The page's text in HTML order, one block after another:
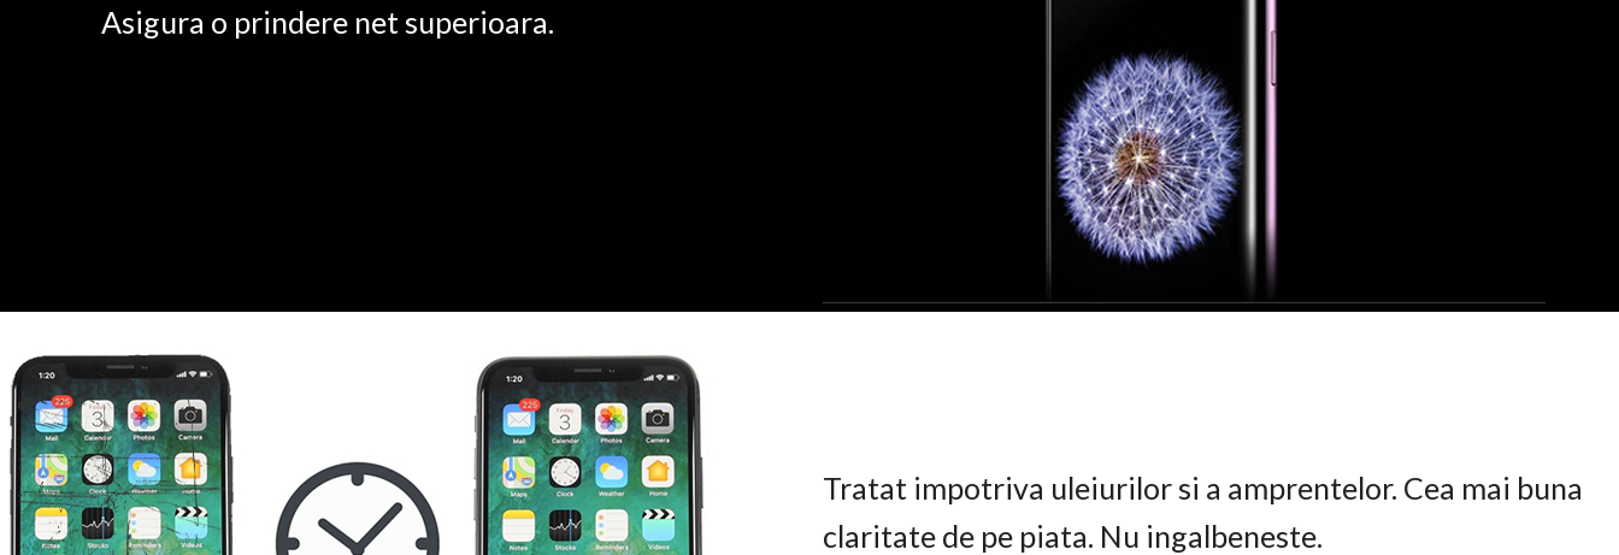
Asigura o prindere net superioara.
Tratat impotriva uleiurilor si a amprentelor. Cea mai buna
claritate de pe piata. Nu ingalbeneste.